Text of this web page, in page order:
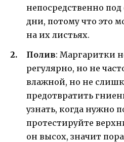
непосредственно
дни, потому что это
на их листьях.
Полив: Маргаритки
регулярно, но не
влажной, но не
предотвратить
узнать, когда нужно
протестируйте
он высох, значит